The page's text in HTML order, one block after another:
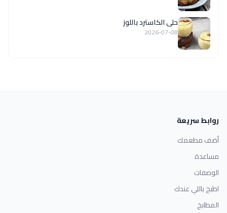
حلى الكاسترد باللوز
2026-07-08
روابط سريعة
أضف مطعمك
مساعدة
الوصفات
اطبخ باللي عندك
المطابخ